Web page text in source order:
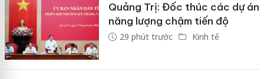
Quảng Trị: Đốc thúc các dự án
năng lượng chậm tiến độ
29 phút trước Kinh tế